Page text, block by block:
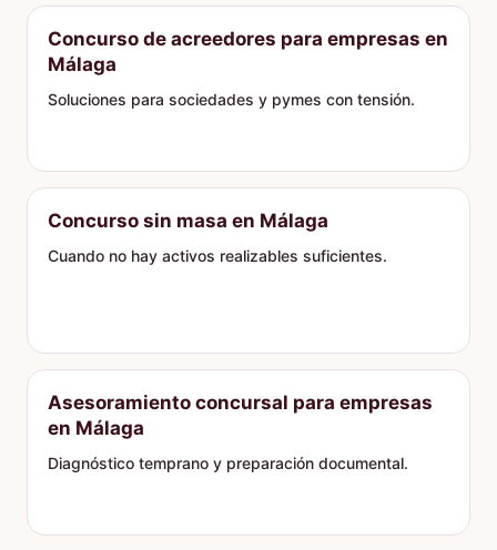
Concurso de acreedores para empresas en
Málaga
Soluciones para sociedades y pymes con tensión.
Concurso sin masa en Málaga
Cuando no hay activos realizables suficientes.
Asesoramiento concursal para empresas
en Málaga
Diagnóstico temprano y preparación documental.